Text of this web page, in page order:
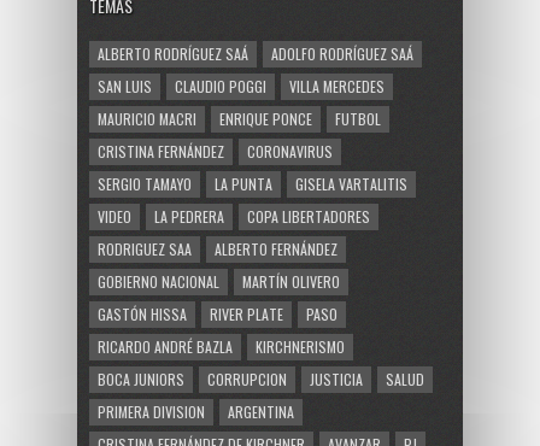
ALBERTO RODRÍGUEZ SAÁ
ADOLFO RODRÍGUEZ SAÁ
SAN LUIS
CLAUDIO POGGI
VILLA MERCEDES
MAURICIO MACRI
ENRIQUE PONCE
FUTBOL
CRISTINA FERNÁNDEZ
CORONAVIRUS
SERGIO TAMAYO
LA PUNTA
GISELA VARTALITIS
VIDEO
LA PEDRERA
COPA LIBERTADORES
RODRIGUEZ SAA
ALBERTO FERNÁNDEZ
GOBIERNO NACIONAL
MARTÍN OLIVERO
GASTÓN HISSA
RIVER PLATE
PASO
RICARDO ANDRÉ BAZLA
KIRCHNERISMO
BOCA JUNIORS
CORRUPCION JUSTICIA
SALUD
PRIMERA DIVISION
ARGENTINA